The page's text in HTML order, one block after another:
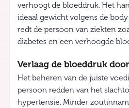
verhoogt de bloeddruk. Het
ideaal gewicht volgens de
redt de persoon van ziekten
diabetes en een verhoogde
Verlaag de bloeddruk
Het beheren van de juiste
persoon redden van het
hypertensie. Minder